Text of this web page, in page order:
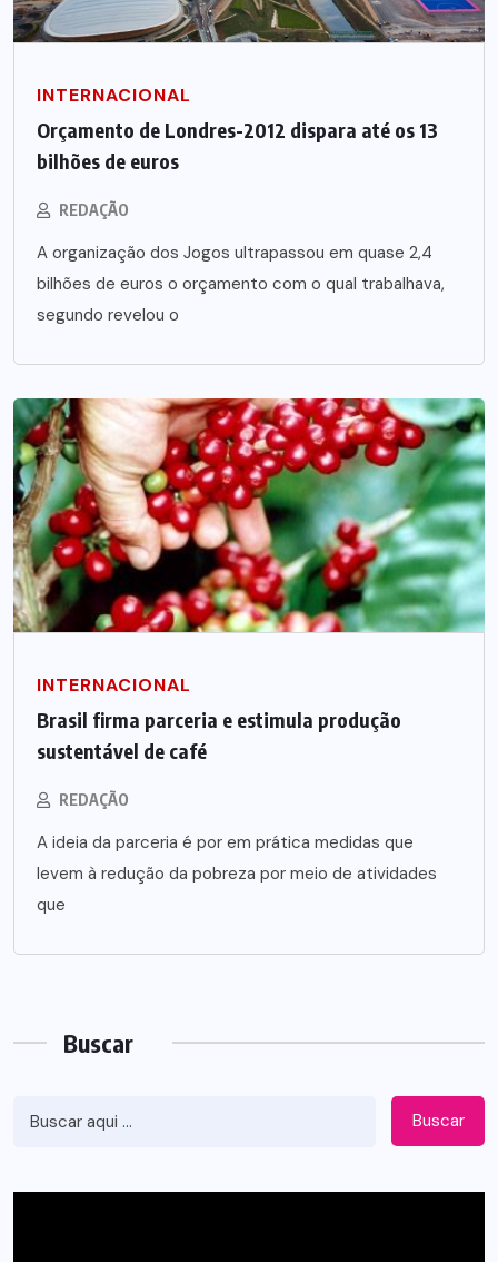
INTERNACIONAL
Orçamento de Londres-2012 dispara até os 13
bilhões de euros
REDAÇÃO
A organização dos Jogos ultrapassou em quase 2,4
bilhões de euros o orçamento com o qual trabalhava,
segundo revelou o
INTERNACIONAL
Brasil firma parceria e estimula produção
sustentável de café
REDAÇÃO
A ideia da parceria é por em prática medidas que
levem à redução da pobreza por meio de atividades
que
Buscar
Buscar